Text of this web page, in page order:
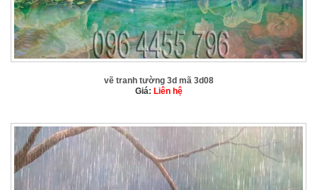
vẽ tranh tường 3d mã 3d08
Giá: Liên hệ